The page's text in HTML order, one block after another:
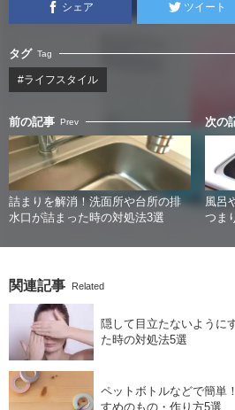
シェア ツイート
タグ Tag
#ライフスタイル
前の記事 Prev
詰まりを解消！洗面所や台所の排
水口が詰まった時の対処法3選
次の
風呂
つま
関連記事 Related
隠して目立たないように
た時の対処法5選
ペットボトルなどで簡単
すめのもの・作り方5選